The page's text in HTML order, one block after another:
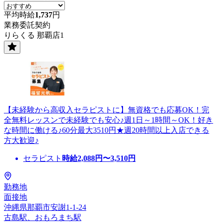
平均時給1,737円
業務委託契約
りらくる 那覇店1
【未経験から高収入セラピストに】無資格でも応募OK！完
全無料レッスンで未経験でも安心♪週1日～1時間～OK！好き
な時間に働ける♪60分最大3510円★週20時間以上入店できる
方大歓迎♪
セラピスト 時給2,088円〜3,510円
勤務地
面接地
沖縄県那覇市安謝1-1-24
古島駅、おもろまち駅